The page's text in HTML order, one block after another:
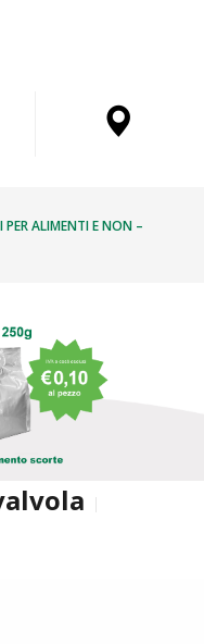
PER ALIMENTI E NON –